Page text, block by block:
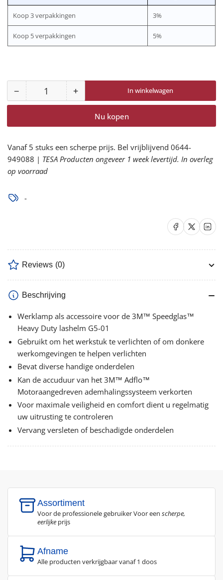
Koop 3 verpakkingen 3%
Koop 5 verpakkingen 5%
−Aantal
voor
LASHELMWERKLAMPKIT
verlagen
Aantal +Aantal
voor
SPEEDGLAS
LASHELMWERKLAMPKIT
verhogen
In winkelwagen
Nu kopen
Vanaf 5 stuks een scherpe prijs. Bel vrijblijvend 0644-
949088 | TESA Producten ongeveer 1 week levertijd. In overleg
op voorraad
-
Delen op Facebook
Delen op X Delen
Reviews (0)
Beschrijving
Werklamp als accessoire voor de 3M™ Speedglas™
Heavy Duty lashelm G5-01
Gebruikt om het werkstuk te verlichten of om donkere
werkomgevingen te helpen verlichten
Bevat diverse handige onderdelen
Kan de accuduur van het 3M™ Adflo™
Motoraangedreven ademhalingssysteem verkorten
Voor maximale veiligheid en comfort dient u regelmatig
uw uitrusting te controleren
Vervang versleten of beschadigde onderdelen
Assortiment
Voor de professionele gebruiker Voor een scherpe,
eerlijke prijs
Afname
Alle producten verkrijgbaar vanaf 1 doos